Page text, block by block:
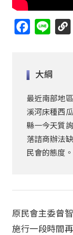
Facebook
Line
大綱
最近南部地
溪河床種西
縣一今天質
落諮商辦法
民會的態度。
原民會主委曾
施行一段時間